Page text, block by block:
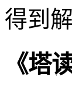
得到
《塔